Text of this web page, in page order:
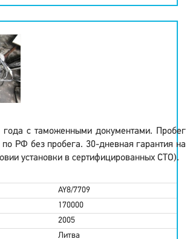
года с таможенными документами. Пробег
по РФ без пробега. 30-дневная гарантия на
установки в сертифицированных СТО).
AY8/7709
170000
2005
Литва